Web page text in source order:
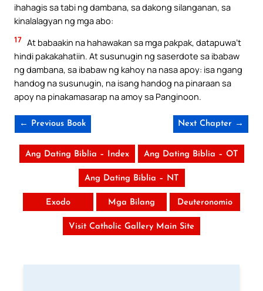
ihahagis sa tabi ng dambana, sa dakong silanganan, sa
kinalalagyan ng mga abo:
17 At babaakin na hahawakan sa mga pakpak, datapuwa’t
hindi pakakahatiin. At susunugin ng saserdote sa ibabaw
ng dambana, sa ibabaw ng kahoy na nasa apoy: isa ngang
handog na susunugin, na isang handog na pinaraan sa
apoy na pinakamasarap na amoy sa Panginoon.
← Previous Book Next Chapter →
Ang Dating Biblia – Index Ang Dating Biblia – OT
Ang Dating Biblia – NT
Exodo Mga Bilang Deuteronomio
Visit Catholic Gallery Main Site